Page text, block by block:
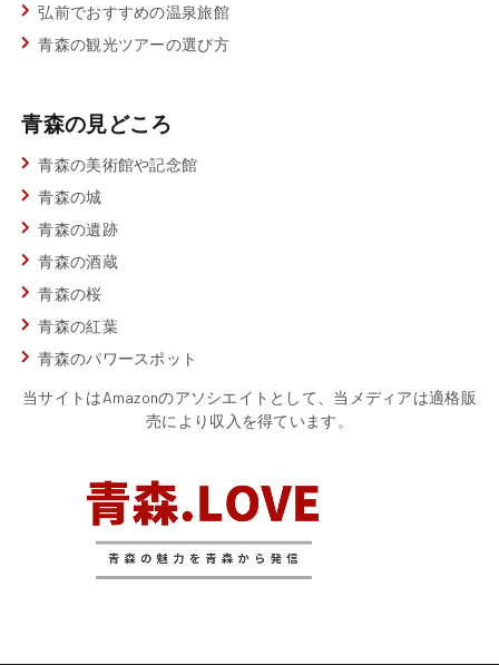
弘前でおすすめの温泉旅館
青森の観光ツアーの選び方
青森の見どころ
青森の美術館や記念館
青森の城
青森の遺跡
青森の酒蔵
青森の桜
青森の紅葉
青森のパワースポット
当サイトはAmazonのアソシエイトとして、当メディアは適格販
売により収入を得ています。